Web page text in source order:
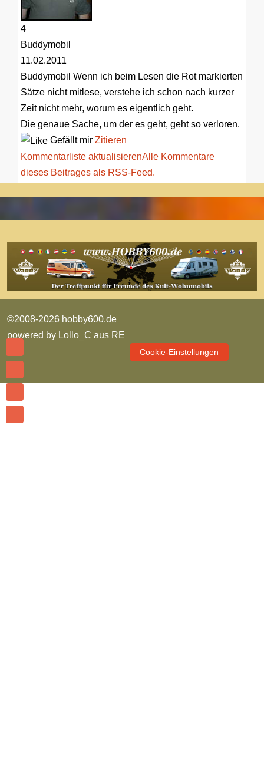
4
Buddymobil
11.02.2011
Buddymobil Wenn ich beim Lesen die Rot markierten
Sätze nicht mitlese, verstehe ich schon nach kurzer
Zeit nicht mehr, worum es eigentlich geht.
Die genaue Sache, um der es geht, geht so verloren.
Gefällt mir Zitieren
Kommentarliste aktualisierenAlle Kommentare
dieses Beitrages als RSS-Feed.
©2008-2026 hobby600.de
powered by Lollo_C aus RE
Cookie-Einstellungen